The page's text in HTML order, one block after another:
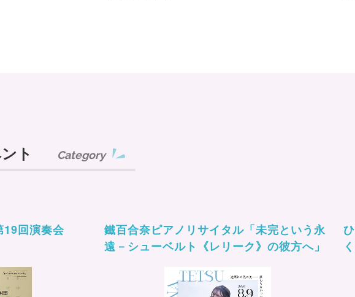
ト Category
回演奏会
鐵百合奈ピアノリサイタル「未完という永
遠－シューベルト《レリーク》の彼方へ」